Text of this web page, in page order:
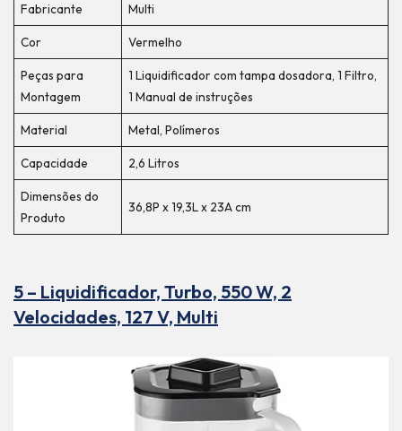
Fabricante Multi
Cor Vermelho
Peças para
Montagem
1 Liquidificador com tampa dosadora, 1 Filtro,
1 Manual de instruções
Material Metal, Polímeros
Capacidade 2,6 Litros
Dimensões do
Produto
36,8P x 19,3L x 23A cm
5 – Liquidificador, Turbo, 550 W, 2
Velocidades, 127 V, Multi